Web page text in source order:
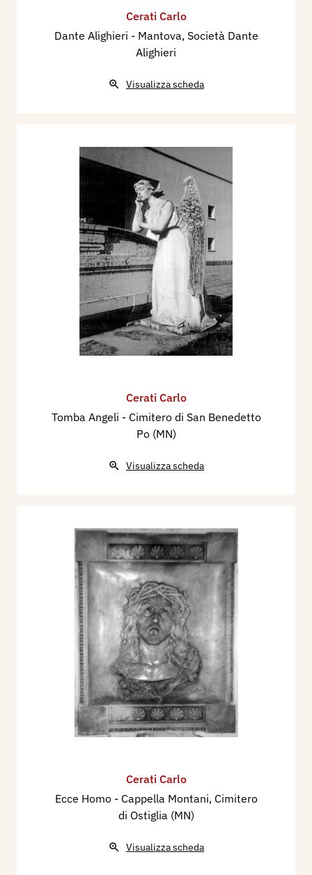
Cerati Carlo
Dante Alighieri - Mantova, Società Dante
Alighieri
Visualizza scheda
Cerati Carlo
Tomba Angeli - Cimitero di San Benedetto
Po (MN)
Visualizza scheda
Cerati Carlo
Ecce Homo - Cappella Montani, Cimitero
di Ostiglia (MN)
Visualizza scheda